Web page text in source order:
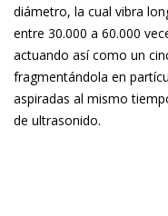
diámetro, la cual vibra
entre 30.000 a 60.000
actuando así como un
fragmentándola en
aspiradas al mismo
de ultrasonido.